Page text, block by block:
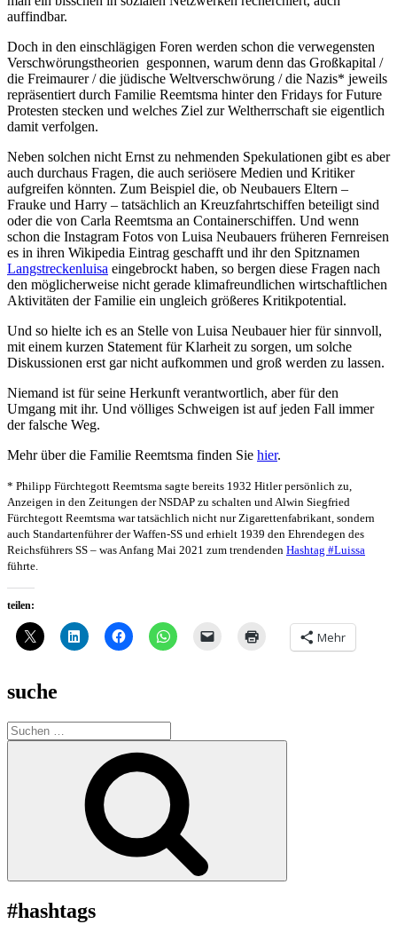
auffindbar.
Doch in den einschlägigen Foren werden schon die verwegensten
Verschwörungstheorien gesponnen, warum denn das Großkapital /
die Freimaurer / die jüdische Weltverschwörung / die Nazis* jeweils
repräsentiert durch Familie Reemtsma hinter den Fridays for Future
Protesten stecken und welches Ziel zur Weltherrschaft sie eigentlich
damit verfolgen.
Neben solchen nicht Ernst zu nehmenden Spekulationen gibt es aber
auch durchaus Fragen, die auch seriösere Medien und Kritiker
aufgreifen könnten. Zum Beispiel die, ob Neubauers Eltern –
Frauke und Harry – tatsächlich an Kreuzfahrtschiffen beteiligt sind
oder die von Carla Reemtsma an Containerschiffen. Und wenn
schon die Instagram Fotos von Luisa Neubauers früheren Fernreisen
es in ihren Wikipedia Eintrag geschafft und ihr den Spitznamen
Langstreckenluisa eingebrockt haben, so bergen diese Fragen nach
den möglicherweise nicht gerade klimafreundlichen wirtschaftlichen
Aktivitäten der Familie ein ungleich größeres Kritikpotential.
Und so hielte ich es an Stelle von Luisa Neubauer hier für sinnvoll,
mit einem kurzen Statement für Klarheit zu sorgen, um solche
Diskussionen erst gar nicht aufkommen und groß werden zu lassen.
Niemand ist für seine Herkunft verantwortlich, aber für den
Umgang mit ihr. Und völliges Schweigen ist auf jeden Fall immer
der falsche Weg.
Mehr über die Familie Reemtsma finden Sie hier.
* Philipp Fürchtegott Reemtsma sagte bereits 1932 Hitler persönlich zu,
Anzeigen in den Zeitungen der NSDAP zu schalten und Alwin Siegfried
Fürchtegott Reemtsma war tatsächlich nicht nur Zigarettenfabrikant, sondern
auch Standartenführer der Waffen-SS und erhielt 1939 den Ehrendegen des
Reichsführers SS – was Anfang Mai 2021 zum trendenden Hashtag #Luissa
führte.
teilen:
Mehr
suche
Suche
nach:
#hashtags